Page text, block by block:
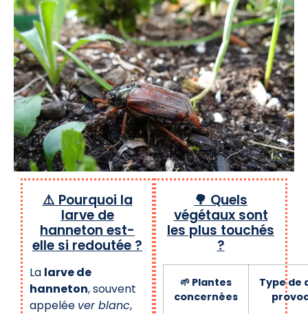
⚠️ Pourquoi la
larve de
hanneton est-
elle si redoutée ?
La larve de
hanneton, souvent
appelée ver blanc,
🌳 Quels
végétaux sont
les plus touchés
?
🌱 Plantes
concernées
Type de